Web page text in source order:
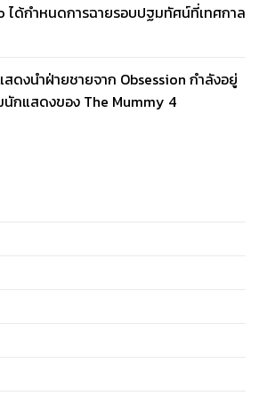
ได้กำหนดการฉายรอบปฐมทัศน์ที่เทศกาล
ดงนำฝ่ายชายจาก Obsession กำลังอยู่
นักแสดงของ The Mummy 4